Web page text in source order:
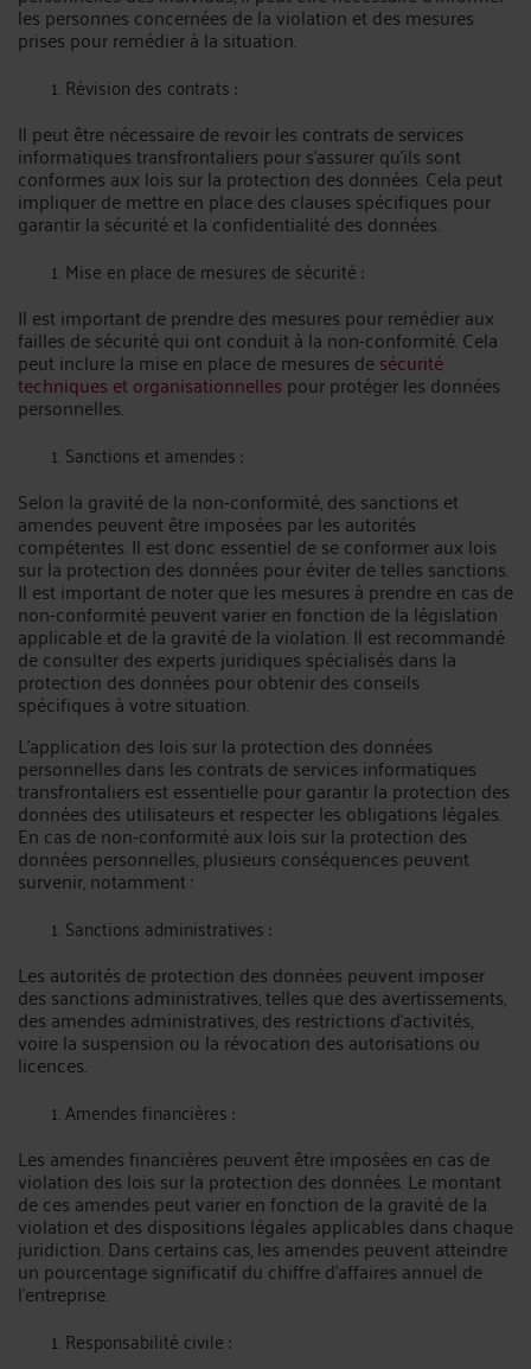
les personnes concernées de la violation et des mesures
prises pour remédier à la situation.
Révision des contrats :
Il peut être nécessaire de revoir les contrats de services
informatiques transfrontaliers pour s'assurer qu'ils sont
conformes aux lois sur la protection des données. Cela peut
impliquer de mettre en place des clauses spécifiques pour
garantir la sécurité et la confidentialité des données.
Mise en place de mesures de sécurité :
Il est important de prendre des mesures pour remédier aux
failles de sécurité qui ont conduit à la non-conformité. Cela
peut inclure la mise en place de mesures desécurité
techniques et organisationnelles pour protéger les données
personnelles.
Sanctions et amendes :
Selon la gravité de la non-conformité, des sanctions et
amendes peuvent être imposées par les autorités
compétentes. Il est donc essentiel de se conformer aux lois
sur la protection des données pour éviter de telles sanctions.
Il est important de noter que les mesures à prendre en cas de
non-conformité peuvent varier en fonction de la législation
applicable et de la gravité de la violation. Il est recommandé
de consulter des experts juridiques spécialisés dans la
protection des données pour obtenir des conseils
spécifiques à votre situation.
L'application des lois sur la protection des données
personnelles dans les contrats de services informatiques
transfrontaliers est essentielle pour garantir la protection des
données des utilisateurs et respecter les obligations légales.
En cas de non-conformité aux lois sur la protection des
données personnelles, plusieurs conséquences peuvent
survenir, notamment :
Sanctions administratives :
Les autorités de protection des données peuvent imposer
des sanctions administratives, telles que des avertissements,
des amendes administratives, des restrictions d'activités,
voire la suspension ou la révocation des autorisations ou
licences.
Amendes financières :
Les amendes financières peuvent être imposées en cas de
violation des lois sur la protection des données. Le montant
de ces amendes peut varier en fonction de la gravité de la
violation et des dispositions légales applicables dans chaque
juridiction. Dans certains cas, les amendes peuvent atteindre
un pourcentage significatif du chiffre d'affaires annuel de
l'entreprise.
Responsabilité civile :